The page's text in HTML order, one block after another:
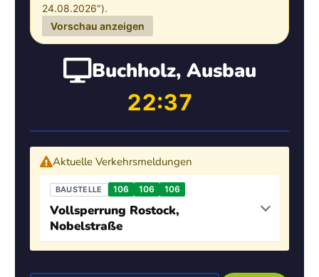
24.08.2026").
Vorschau anzeigen
Buchholz, Ausbau
22:37
Aktuelle Verkehrsmeldungen
BAUSTELLE 106 106 106
Vollsperrung Rostock,
Nobelstraße